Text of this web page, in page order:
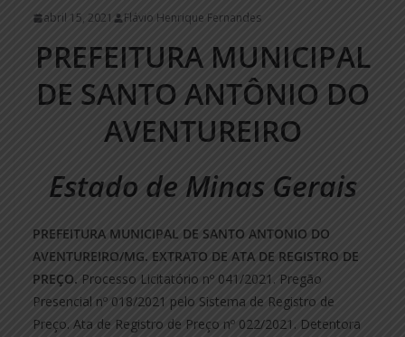
abril 15, 2021 Flávio Henrique Fernandes
PREFEITURA MUNICIPAL
DE SANTO ANTÔNIO DO
AVENTUREIRO
Estado de Minas Gerais
PREFEITURA MUNICIPAL DE SANTO ANTONIO DO
AVENTUREIRO/MG. EXTRATO DE ATA DE REGISTRO DE
PREÇO. Processo Licitatório nº 041/2021. Pregão
Presencial nº 018/2021 pelo Sistema de Registro de
Preço. Ata de Registro de Preço nº 022/2021. Detentora